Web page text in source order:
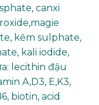
canxi
kẽm sulphate,
kali iodide,
lecithin đậu
A,D3, E,K3,
biotin, acid